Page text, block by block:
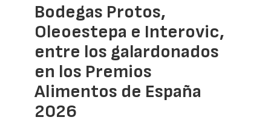
Bodegas Protos,
Oleoestepa e Interovic,
entre los galardonados
en los Premios
Alimentos de España
2026